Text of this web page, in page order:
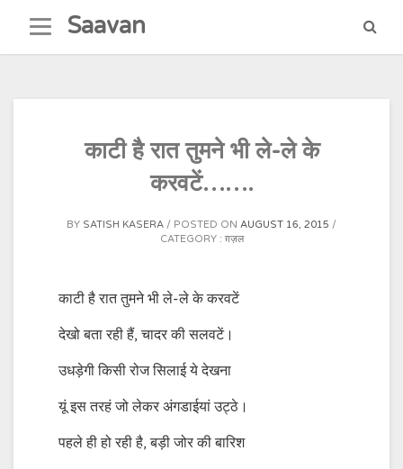
content
Saavan
काटी है रात तुमने भी ले-ले के
करवटें…….
BY SATISH KASERA POSTED ON AUGUST 16, 2015
CATEGORY : ग़ज़ल
काटी है रात तुमने भी ले-ले के करवटें
देखो बता रही हैं, चादर की सलवटें।
उधड़ेगी किसी रोज सिलाई ये देखना
यूं इस तरहं जो लेकर अंगडाईयां उट्ठे।
पहले ही हो रही है, बड़ी जोर की बारिश